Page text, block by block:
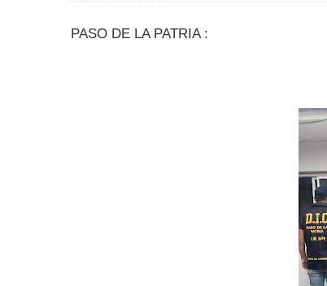
PASO DE LA PATRIA :